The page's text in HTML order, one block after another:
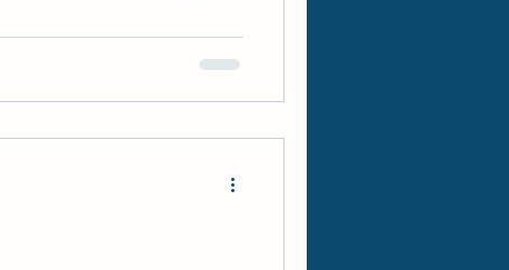
de los cuidados
experta en la
disfrutar de salidas
fomentar el
pers